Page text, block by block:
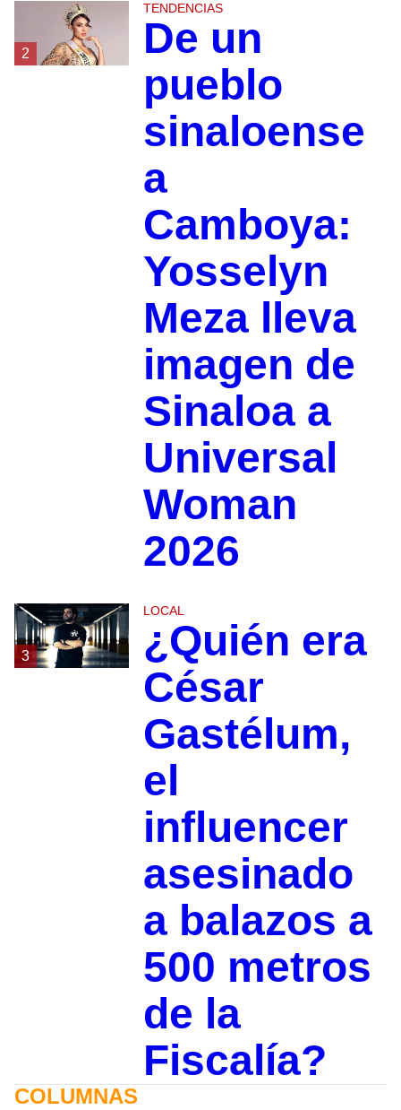
2
TENDENCIAS
De un
pueblo
sinaloense
a
Camboya:
Yosselyn
Meza lleva
imagen de
Sinaloa a
Universal
Woman
2026
3
LOCAL
¿Quién era
César
Gastélum,
el
influencer
asesinado
a balazos a
500 metros
de la
Fiscalía?
COLUMNAS